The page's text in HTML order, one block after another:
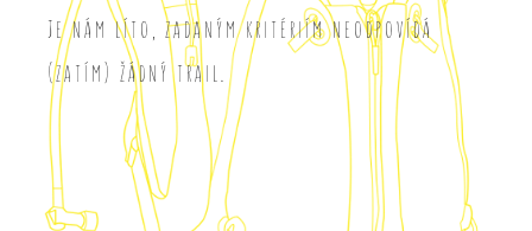
Je nám líto, zadaným kritériím neodpovídá
(zatím) žádný trail.